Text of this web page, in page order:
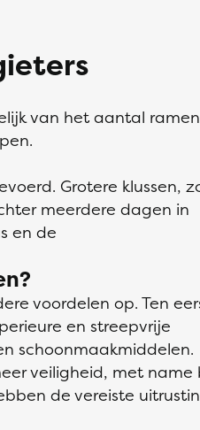
van het aantal
Grotere klussen,
meerdere dagen in
en de
voordelen op. Ten
en streepvrije
schoonmaakmiddelen.
veiligheid, met name
de vereiste